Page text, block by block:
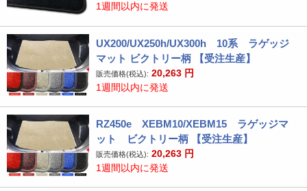
1週間以内に発送
UX200/UX250h/UX300h 10系 ラゲッジ
マット ビクトリー柄 【受注生産】
販売価格(税込): 20,263 円
1週間以内に発送
RZ450e XEBM10/XEBM15 ラゲッジマ
ット ビクトリー柄 【受注生産】
販売価格(税込): 20,263 円
1週間以内に発送